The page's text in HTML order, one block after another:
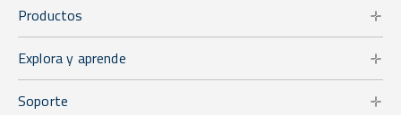
Productos
Explora y aprende
Soporte